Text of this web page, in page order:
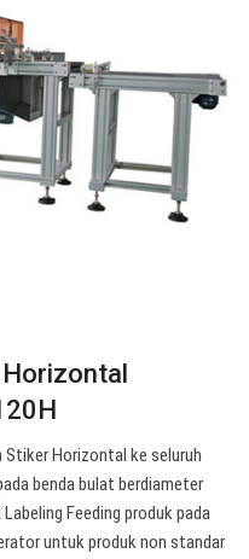
Stiker Horizontal ke seluruh
benda bulat berdiameter
Feeding produk pada
untuk produk non standar